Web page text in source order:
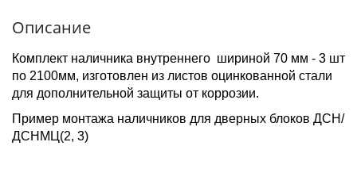
Описание
Комплект наличника внутреннего шириной 70 мм - 3 шт
по 2100мм, изготовлен из листов оцинкованной стали
для дополнительной защиты от коррозии.
Пример монтажа наличников для дверных блоков ДСН/
ДСНМЦ(2, 3)